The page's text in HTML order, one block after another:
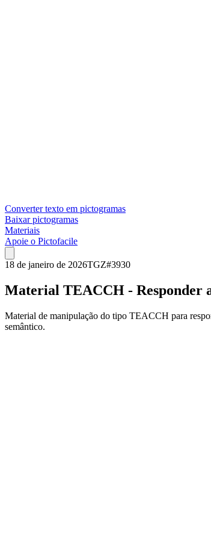
Converter texto em pictogramas
Baixar pictogramas
Materiais
Apoie o Pictofacile
18 de janeiro de 2026TGZ#3930
Material TEACCH - Responder
Material de manipulação do tipo TEACCH para
semântico.